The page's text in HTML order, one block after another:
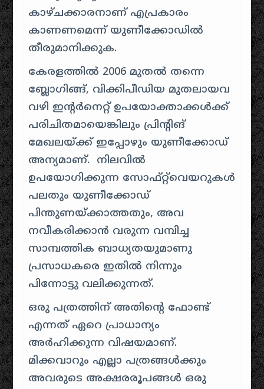
കാഴ്ചക്കാരനാണ് എപ്രകാരം
കാണണമെന്ന് യുണീക്കോഡിൽ
തീരുമാനിക്കുക.
കേരളത്തിൽ 2006 മുതൽ തന്നെ
ബ്ലോഗിങ്ങ്, വിക്കിപീഡിയ മുതലായവ
വഴി ഇന്റർനെറ്റ് ഉപയോക്താക്കൾക്ക്
പരിചിതമായെങ്കിലും പ്രിന്റിങ്
മേഖലയ്ക്ക് ഇപ്പോഴും യുണീക്കോഡ്
അന്യമാണ്. നിലവിൽ
ഉപയോഗിക്കുന്ന സോഫ്റ്റ്‌വെയറുകൾ
പലതും യുണീക്കോഡ്
പിന്തുണയ്ക്കാത്തതും, അവ
നവീകരിക്കാൻ വരുന്ന വമ്പിച്ച
സാമ്പത്തിക ബാധ്യതയുമാണു
പ്രസാധകരെ ഇതിൽ നിന്നും
പിന്നോട്ടു വലിക്കുന്നത്.
ഒരു പത്രത്തിന് അതിന്റെ ഫോണ്ട്
എന്നത് ഏറെ പ്രാധാന്യം
അർഹിക്കുന്ന വിഷയമാണ്.
മിക്കവാറും എല്ലാ പത്രങ്ങൾക്കും
അവരുടെ അക്ഷരരൂപങ്ങൾ ഒരു